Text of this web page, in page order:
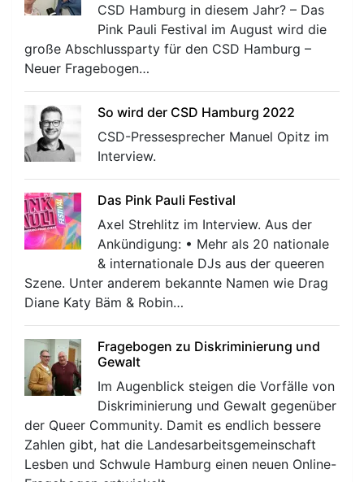
CSD Hamburg in diesem Jahr? – Das
Pink Pauli Festival im August wird die
große Abschlussparty für den CSD Hamburg –
Neuer Fragebogen…
So wird der CSD Hamburg 2022
CSD-Pressesprecher Manuel Opitz im
Interview.
Das Pink Pauli Festival
Axel Strehlitz im Interview. Aus der
Ankündigung: • Mehr als 20 nationale
& internationale DJs aus der queeren
Szene. Unter anderem bekannte Namen wie Drag
Diane Katy Bäm & Robin…
Fragebogen zu Diskriminierung und
Gewalt
Im Augenblick steigen die Vorfälle von
Diskriminierung und Gewalt gegenüber
der Queer Community. Damit es endlich bessere
Zahlen gibt, hat die Landesarbeitsgemeinschaft
Lesben und Schwule Hamburg einen neuen Online-